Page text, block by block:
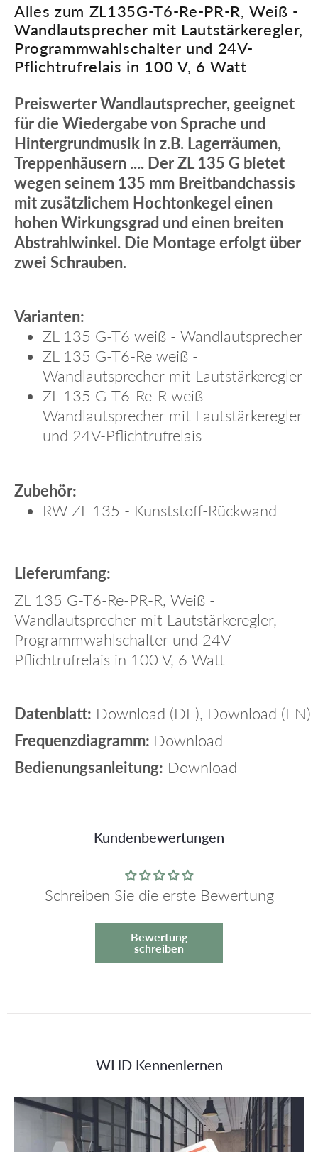
Alles zum ZL135G-T6-Re-PR-R, Weiß -
Wandlautsprecher mit Lautstärkeregler,
Programmwahlschalter und 24V-
Pflichtrufrelais in 100 V, 6 Watt
Preiswerter Wandlautsprecher, geeignet
für die Wiedergabe von Sprache und
Hintergrundmusik in z.B. Lagerräumen,
Treppenhäusern .... Der ZL 135 G bietet
wegen seinem 135 mm Breitbandchassis
mit zusätzlichem Hochtonkegel einen
hohen Wirkungsgrad und einen breiten
Abstrahlwinkel. Die Montage erfolgt über
zwei Schrauben.
Varianten:
ZL 135 G-T6 weiß - Wandlautsprecher
ZL 135 G-T6-Re weiß -
Wandlautsprecher mit Lautstärkeregler
ZL 135 G-T6-Re-R weiß -
Wandlautsprecher mit Lautstärkeregler
und 24V-Pflichtrufrelais
Zubehör:
RW ZL 135 - Kunststoff-Rückwand
Lieferumfang:
ZL 135 G-T6-Re-PR-R, Weiß -
Wandlautsprecher mit Lautstärkeregler,
Programmwahlschalter und 24V-
Pflichtrufrelais in 100 V, 6 Watt
Datenblatt: Download (DE), Download (EN)
Frequenzdiagramm: Download
Bedienungsanleitung: Download
Kundenbewertungen
Schreiben Sie die erste Bewertung
Bewertung
schreiben
WHD Kennenlernen